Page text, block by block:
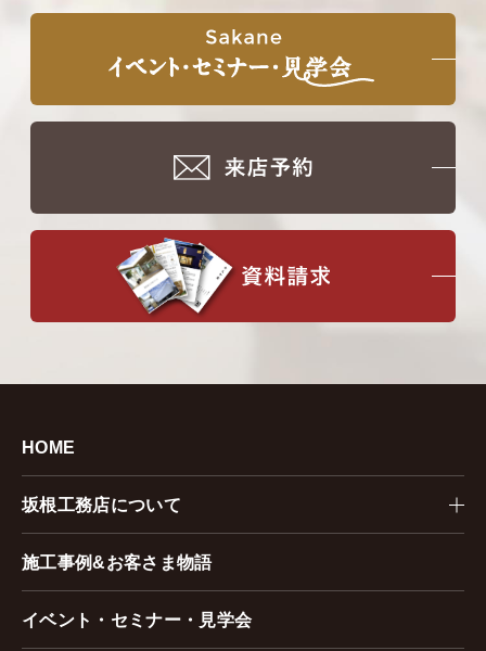
HOME
坂根工務店について
施工事例&お客さま物語
イベント・セミナー・見学会